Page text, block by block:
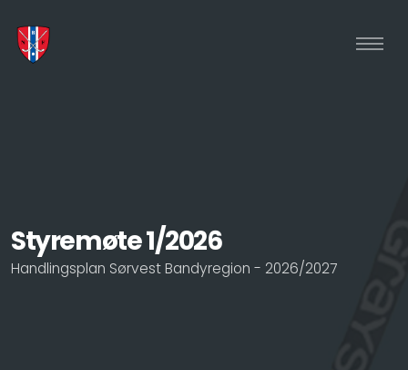
Styremøte 1/2026
Handlingsplan Sørvest Bandyregion - 2026/2027